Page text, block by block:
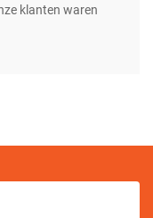
klanten waren